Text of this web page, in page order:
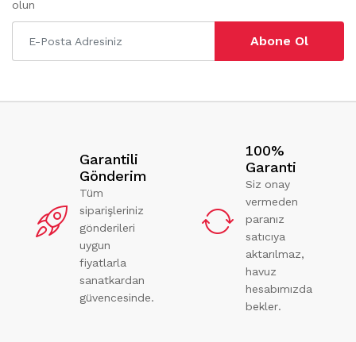
olun
Abone Ol
Garantili
Gönderim
Tüm
siparişleriniz
gönderileri
uygun
fiyatlarla
sanatkardan
güvencesinde.
100%
Garanti
Siz onay
vermeden
paranız
satıcıya
aktarılmaz,
havuz
hesabımızda
bekler.